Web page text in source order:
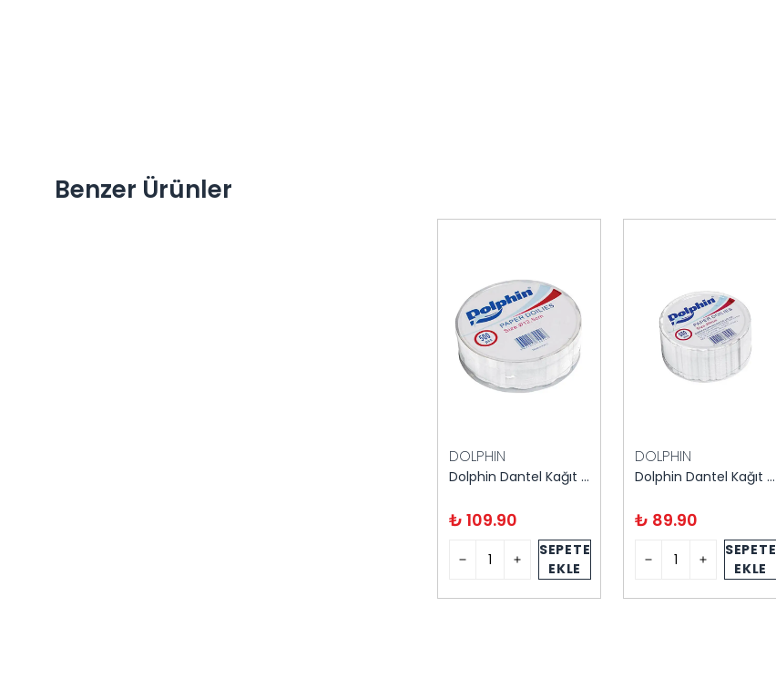
Benzer Ürünler
DOLPHIN
Dolphin Dantel Kağıt 12,5 cm 500'lü
₺ 109.90
SEPETE
EKLE
DOLPHIN
Dolphin Dantel Kağıt 9 cm 500'lü
₺ 89.90
SEPETE
EKLE